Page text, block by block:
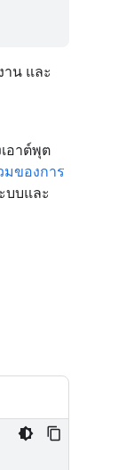
น และ
เอาต์พุต
มของการ
บบและ